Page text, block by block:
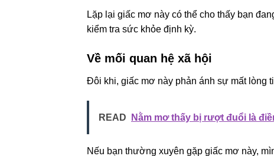
Lặp lại giấc mơ này có thể cho thấy bạn
kiểm tra sức khỏe định kỳ.
Về mối quan hệ xã hội
Đôi khi, giấc mơ này phản ánh sự mất lòng
READ Nằm mơ thấy bị rượt đuổi là
Nếu bạn thường xuyên gặp giấc mơ này,